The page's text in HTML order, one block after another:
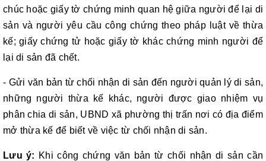
chúc hoặc giấy tờ chứng minh quan hệ giữa người để lại di
sản và người yêu cầu công chứng theo pháp luật về thừa
kế; giấy chứng tử hoặc giấy tờ khác chứng minh người để
lại di sản đã chết.
- Gửi văn bản từ chối nhận di sản đến người quản lý di sản,
những người thừa kế khác, người được giao nhiệm vụ
phân chia di sản, UBND xã phường thị trấn nơi có địa điểm
mở thừa kế để biết về việc từ chối nhận di sản.
Lưu ý: Khi công chứng văn bản từ chối nhận di sản cần